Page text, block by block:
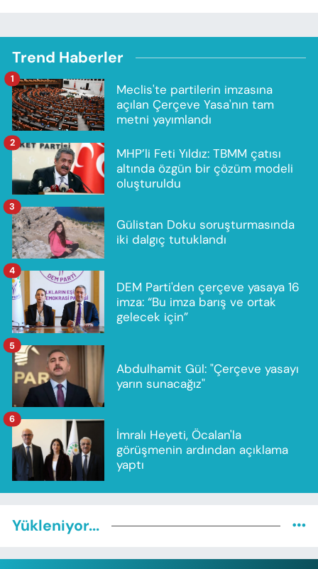
Trend Haberler
Meclis'te partilerin imzasına
açılan Çerçeve Yasa'nın tam
metni yayımlandı
1
MHP’li Feti Yıldız: TBMM çatısı
altında özgün bir çözüm modeli
oluşturuldu
2
Gülistan Doku soruşturmasında
iki dalgıç tutuklandı
3
DEM Parti'den çerçeve yasaya 16
imza: “Bu imza barış ve ortak
gelecek için”
4
Abdulhamit Gül: "Çerçeve yasayı
yarın sunacağız"
5
İmralı Heyeti, Öcalan'la
görüşmenin ardından açıklama
yaptı
6
Yükleniyor...